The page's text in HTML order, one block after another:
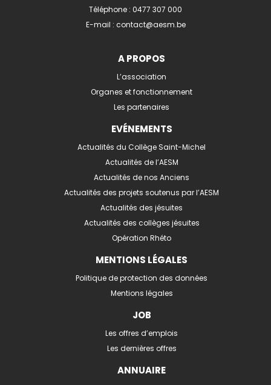
Téléphone : 0477 307 000
E-mail : contact@aesm.be
A PROPOS
L’association
Organes et fonctionnement
Les partenaires
EVÉNEMENTS
Actualités du Collège Saint-Michel
Actualités de l’AESM
Actualités de nos Anciens
Actualités des projets soutenus par l’AESM
Actualités des jésuites
Actualités des collèges jésuites
Opération Rhéto
MENTIONS LÉGALES
Politique de protection des données
Mentions légales
JOB
Les offres d’emplois
Les dernières offres
ANNUAIRE